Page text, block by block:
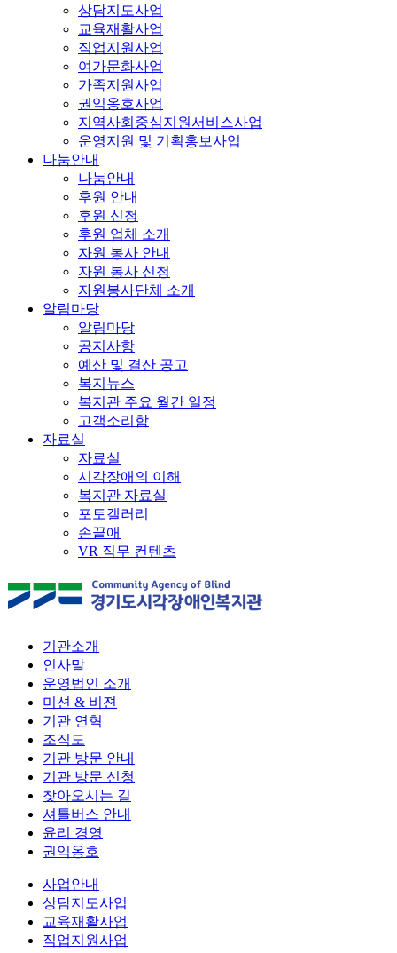
상담지도사업
교육재활사업
직업지원사업
여가문화사업
가족지원사업
권익옹호사업
지역사회중심지원서비스사업
운영지원 및 기획홍보사업
나눔안내
나눔안내
후원 안내
후원 신청
후원 업체 소개
자원 봉사 안내
자원 봉사 신청
자원봉사단체 소개
알림마당
알림마당
공지사항
예산 및 결산 공고
복지뉴스
복지관 주요 월간 일정
고객소리함
자료실
자료실
시각장애의 이해
복지관 자료실
포토갤러리
손끝애
VR 직무 컨텐츠
기관소개
인사말
운영법인 소개
미션 & 비젼
기관 연혁
조직도
기관 방문 안내
기관 방문 신청
찾아오시는 길
셔틀버스 안내
윤리 경영
권익옹호
사업안내
상담지도사업
교육재활사업
직업지원사업